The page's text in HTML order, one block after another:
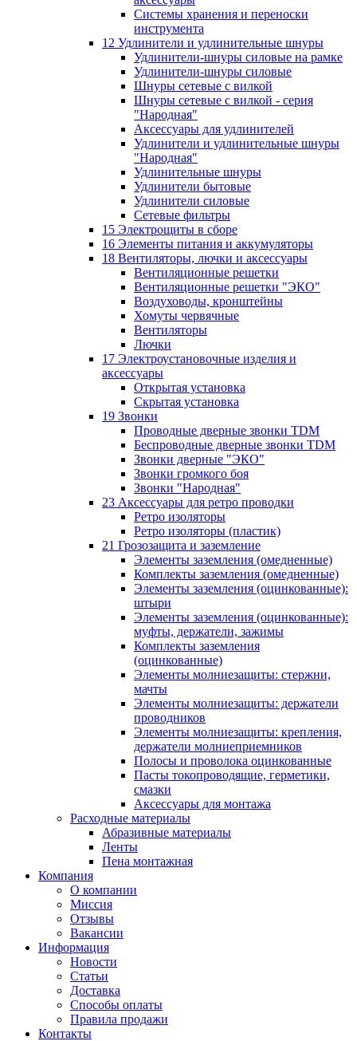
Системы хранения и переноски
инструмента
12 Удлинители и удлинительные шнуры
Удлинители-шнуры силовые на рамке
Удлинители-шнуры силовые
Шнуры сетевые с вилкой
Шнуры сетевые с вилкой - серия
"Народная"
Аксессуары для удлинителей
Удлинители и удлинительные шнуры
"Народная"
Удлинительные шнуры
Удлинители бытовые
Удлинители силовые
Сетевые фильтры
15 Электрощиты в сборе
16 Элементы питания и аккумуляторы
18 Вентиляторы, лючки и аксессуары
Вентиляционные решетки
Вентиляционные решетки "ЭКО"
Воздуховоды, кронштейны
Хомуты червячные
Вентиляторы
Лючки
17 Электроустановочные изделия и
аксессуары
Открытая установка
Скрытая установка
19 Звонки
Проводные дверные звонки TDM
Беспроводные дверные звонки TDM
Звонки дверные "ЭКО"
Звонки громкого боя
Звонки "Народная"
23 Аксессуары для ретро проводки
Ретро изоляторы
Ретро изоляторы (пластик)
21 Грозозащита и заземление
Элементы заземления (омедненные)
Комплекты заземления (омедненные)
Элементы заземления (оцинкованные):
штыри
Элементы заземления (оцинкованные):
муфты, держатели, зажимы
Комплекты заземления
(оцинкованные)
Элементы молниезащиты: стержни,
мачты
Элементы молниезащиты: держатели
проводников
Элементы молниезащиты: крепления,
держатели молниеприемников
Полосы и проволока оцинкованные
Пасты токопроводящие, герметики,
смазки
Аксессуары для монтажа
Расходные материалы
Абразивные материалы
Ленты
Пена монтажная
Компания
О компании
Миссия
Отзывы
Вакансии
Информация
Новости
Статьи
Доставка
Способы оплаты
Правила продажи
Контакты